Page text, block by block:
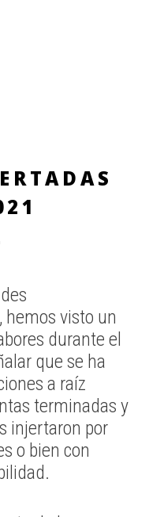
visto un
durante el
que se ha
a raíz
terminadas y
injertaron por
o bien con